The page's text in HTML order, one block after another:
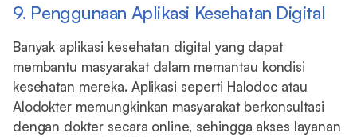
9. Penggunaan Aplikasi Kesehatan Digital
Banyak aplikasi kesehatan digital yang dapat
membantu masyarakat dalam memantau kondisi
kesehatan mereka. Aplikasi seperti Halodoc atau
Alodokter memungkinkan masyarakat berkonsultasi
dengan dokter secara online, sehingga akses layanan